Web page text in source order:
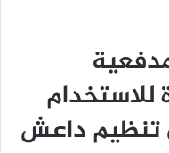
للاستخدام
تنظيم داعش